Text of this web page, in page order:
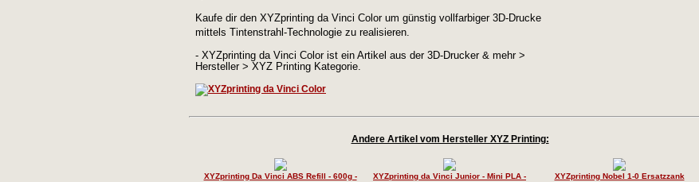
Kaufe dir den XYZprinting da Vinci Color um günstig vollfarbiger 3D-Drucke
mittels Tintenstrahl-Technologie zu realisieren.
- XYZprinting da Vinci Color ist ein Artikel aus der 3D-Drucker & mehr >
Hersteller > XYZ Printing Kategorie.
Andere Artikel vom Hersteller XYZ Printing:
XYZprinting Da Vinci ABS Refill - 600g -
XYZprinting da Vinci Junior - Mini PLA -
XYZprinting Nobel 1-0 Ersatzzank